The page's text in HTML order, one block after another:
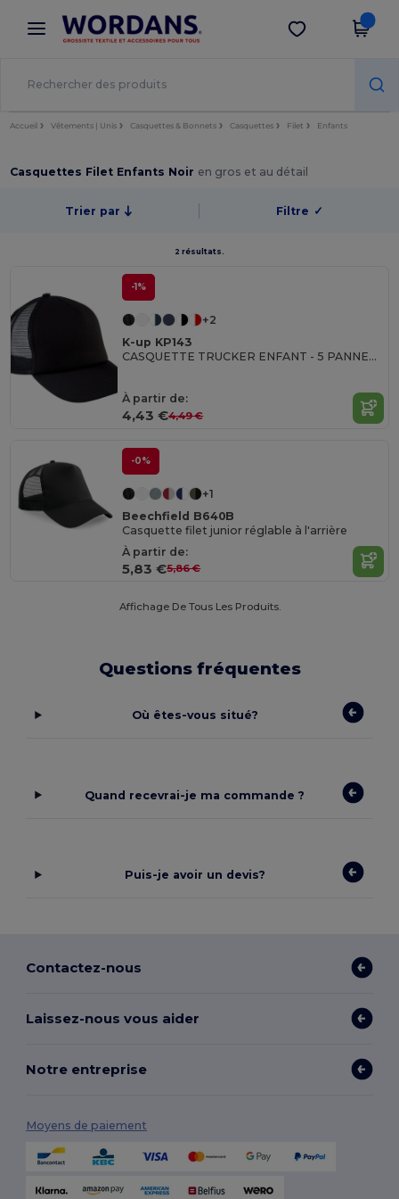
× Appli Wordans
Meilleurs prix sur l’app !
Obtenir l'appli
Accueil Vêtements | Unis Casquettes & Bonnets Casquettes Filet Enfants
Casquettes Filet Enfants Noir en gros et au détail
Trier par Filtre ✓
2 résultats.
-1%
+2
K-up KP143
CASQUETTE TRUCKER ENFANT - 5 PANNEAUX
À partir de:
4,43 €4,49 €
-0%
+1
Beechfield B640B
Casquette filet junior réglable à l'arrière
À partir de:
5,83 €5,86 €
Affichage De Tous Les Produits.
Questions fréquentes
Où êtes-vous situé?
Quand recevrai-je ma commande ?
Puis-je avoir un devis?
Contactez-nous
Laissez-nous vous aider
Notre entreprise
Moyens de paiement